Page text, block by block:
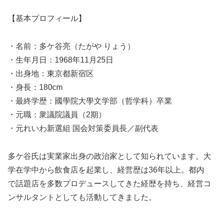
【基本プロフィール】
・名前：多ケ谷亮（たがや りょう）
・生年月日：1968年11月25日
・出身地：東京都新宿区
・身長：180cm
・最終学歴：國學院大學文学部（哲学科）卒業
・元職：衆議院議員（2期）
・元れいわ新選組 国会対策委員長／副代表
多ケ谷氏は実業家出身の政治家として知られています。大
学在学中から飲食店を起業し、経営歴は36年以上。都内
で話題店を多数プロデュースしてきた経歴を持ち、経営コ
ンサルタントとしても活動してきました。